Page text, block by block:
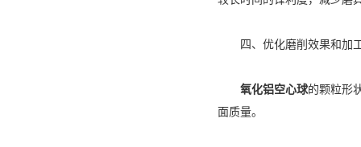
四、优化磨削效果和加
氧化铝空心球的颗粒形
面质量。